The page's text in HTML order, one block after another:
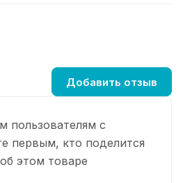
пользователям с
первым, кто поделится
этом товаре
Добавить отзыв